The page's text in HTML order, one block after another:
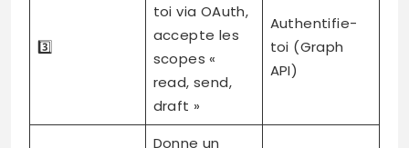
3️⃣
toi via OAuth,
accepte les
scopes «
read, send,
draft »
Authentifie-
toi (Graph
API)
Donne un